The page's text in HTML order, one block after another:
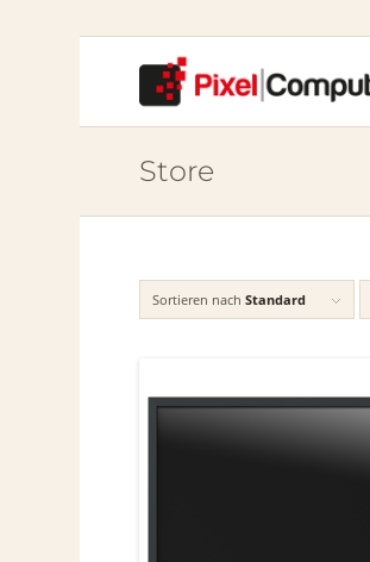
Store
Sortieren nachStandard